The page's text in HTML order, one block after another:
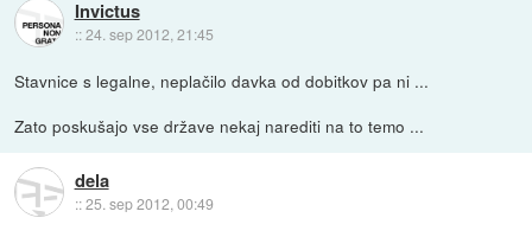
Invictus
::24. sep 2012, 21:45
Stavnice s legalne, neplačilo davka od dobitkov pa ni ...
Zato poskušajo vse države nekaj narediti na to temo ...
dela
::25. sep 2012, 00:49